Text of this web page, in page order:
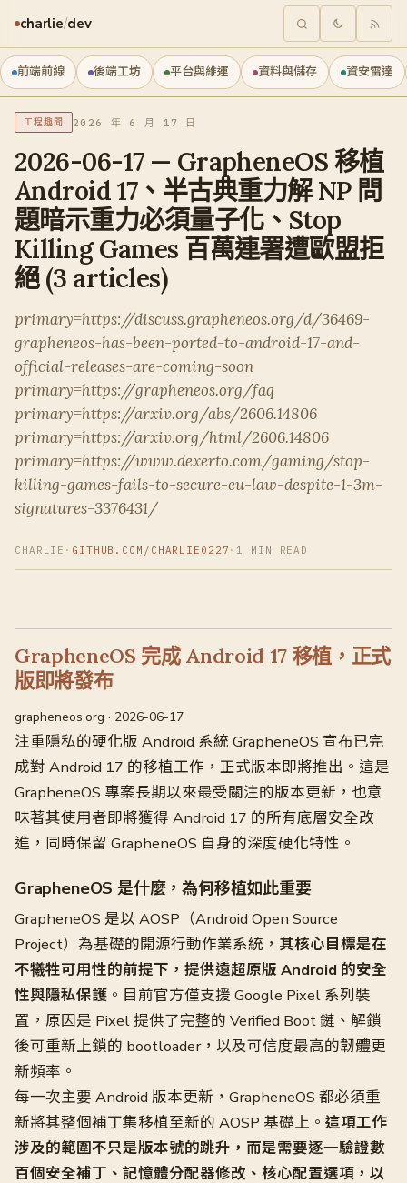
charlie/dev
前端前線 後端工坊 平台與維運 資料與儲存 資安雷達
工程趣聞 2026 年 6 月 17 日
2026-06-17 — GrapheneOS 移植
Android 17、半古典重力解 NP 問
題暗示重力必須量子化、Stop
Killing Games 百萬連署遭歐盟拒
絕 (3 articles)
primary=https://discuss.grapheneos.org/d/36469-
grapheneos-has-been-ported-to-android-17-and-
official-releases-are-coming-soon
primary=https://grapheneos.org/faq
primary=https://arxiv.org/abs/2606.14806
primary=https://arxiv.org/html/2606.14806
primary=https://www.dexerto.com/gaming/stop-
killing-games-fails-to-secure-eu-law-despite-1-3m-
signatures-3376431/
CHARLIE · GITHUB.COM/CHARLIE0227 · 1 MIN READ
GrapheneOS 完成 Android 17 移植，正式
版即將發布
grapheneos.org · 2026-06-17
注重隱私的硬化版 Android 系統 GrapheneOS 宣布已完
成對 Android 17 的移植工作，正式版本即將推出。這是
GrapheneOS 專案長期以來最受關注的版本更新，也意
味著其使用者即將獲得 Android 17 的所有底層安全改
進，同時保留 GrapheneOS 自身的深度硬化特性。
GrapheneOS 是什麼，為何移植如此重要
GrapheneOS 是以 AOSP（Android Open Source
Project）為基礎的開源行動作業系統， 其核心目標是在
不犧牲可用性的前提下，提供遠超原版 Android 的安全
性與隱私保護 。目前官方僅支援 Google Pixel 系列裝
置，原因是 Pixel 提供了完整的 Verified Boot 鏈、解鎖
後可重新上鎖的 bootloader，以及可信度最高的韌體更
新頻率。
每一次主要 Android 版本更新，GrapheneOS 都必須重
新將其整個補丁集移植至新的 AOSP 基礎上。 這項工作
涉及的範圍不只是版本號的跳升，而是需要逐一驗證數
百個安全補丁、記憶體分配器修改、核心配置選項，以